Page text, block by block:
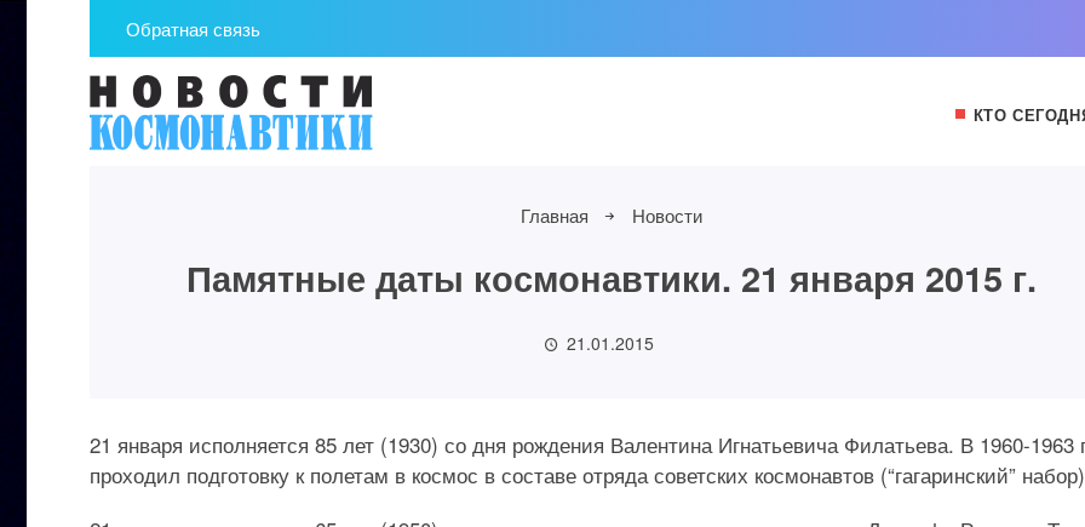
Обратная связь
КТО
Главная Новости
Памятные даты космонавтики. 21 января 2015 г.
21.01.2015
21 января исполняется 85 лет (1930) со дня рождения Валентина Игнатьевича Филатьева. В 1960-1963
проходил подготовку к полетам в космос в составе отряда советских космонавтов (“гагаринский”